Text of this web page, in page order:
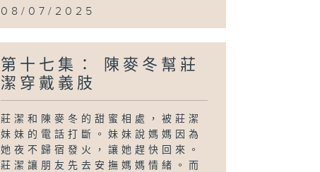
08/07/2025
第十七集： 陳麥冬幫莊
潔穿戴義肢
莊潔和陳麥冬的甜蜜相處，被莊潔
妹妹的電話打斷。妹妹說媽媽因為
她夜不歸宿發火，讓她趕快回來。
莊潔讓朋友先去安撫媽媽情緒。而